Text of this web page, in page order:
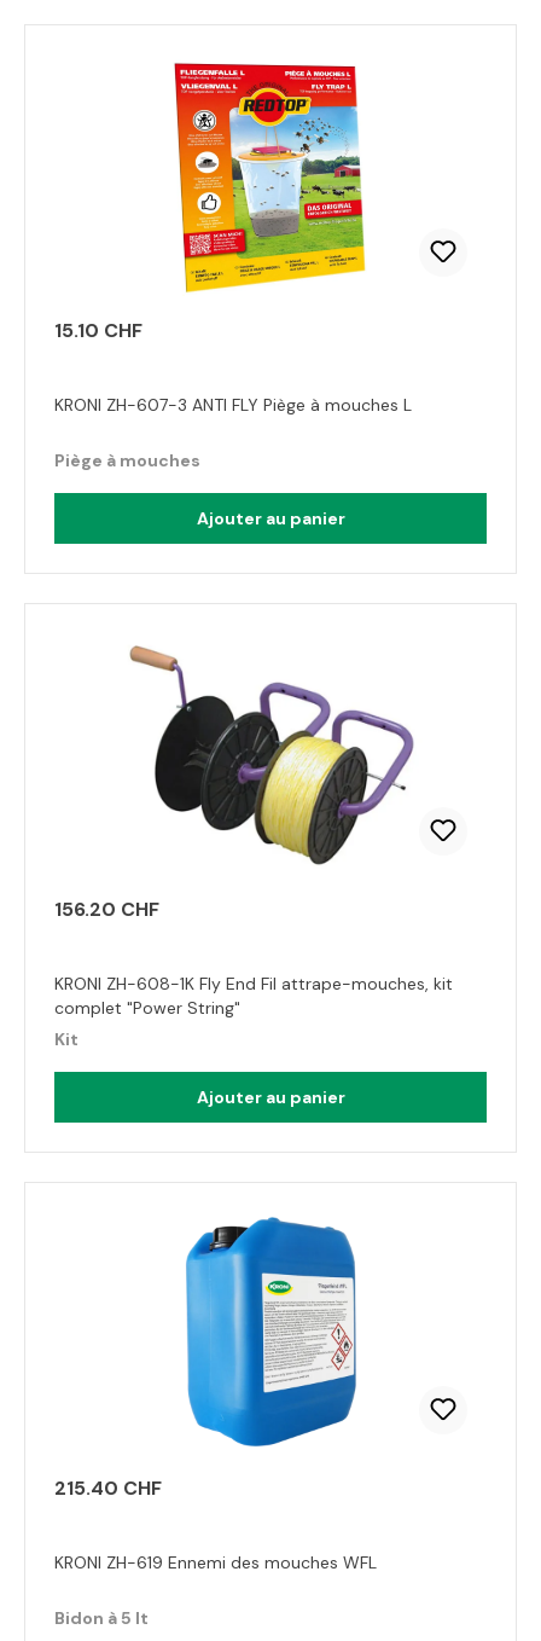
15.10 CHF
KRONI ZH-607-3 ANTI FLY Piège à mouches L
Piège à mouches
Ajouter au panier
156.20 CHF
KRONI ZH-608-1K Fly End Fil attrape-mouches, kit
complet "Power String"
Kit
Ajouter au panier
215.40 CHF
KRONI ZH-619 Ennemi des mouches WFL
Bidon à 5 lt